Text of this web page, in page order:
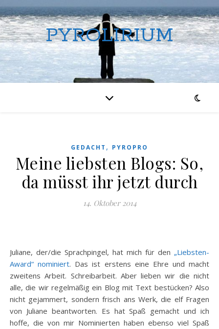
PYROLIRIUM
GEDACHT , PYROPRO
Meine liebsten Blogs: So,
da müsst ihr jetzt durch
14. Oktober 2014
Juliane, der/die Sprachpingel, hat mich für den „Liebsten-
Award“ nominiert. Das ist erstens eine Ehre und macht
zweitens Arbeit. Schreibarbeit. Aber lieben wir die nicht
alle, die wir regelmäßig ein Blog mit Text bestücken? Also
nicht gejammert, sondern frisch ans Werk, die elf Fragen
von Juliane beantworten. Es hat Spaß gemacht und ich
hoffe, die von mir Nominierten haben ebenso viel Spaß